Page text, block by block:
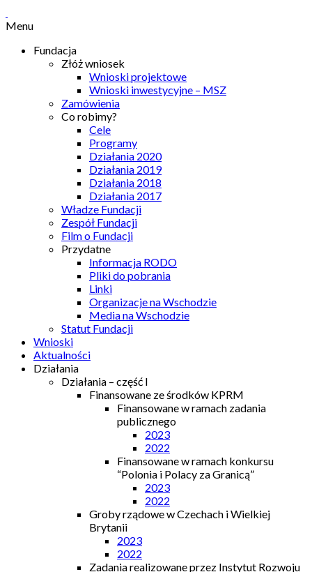
Menu
Fundacja
Złóż wniosek
Wnioski projektowe
Wnioski inwestycyjne – MSZ
Zamówienia
Co robimy?
Cele
Programy
Działania 2020
Działania 2019
Działania 2018
Działania 2017
Władze Fundacji
Zespół Fundacji
Film o Fundacji
Przydatne
Informacja RODO
Pliki do pobrania
Linki
Organizacje na Wschodzie
Media na Wschodzie
Statut Fundacji
Wnioski
Aktualności
Działania
Działania – część I
Finansowane ze środków KPRM
Finansowane w ramach zadania
publicznego
2023
2022
Finansowane w ramach konkursu
“Polonia i Polacy za Granicą”
2023
2022
Groby rządowe w Czechach i Wielkiej
Brytanii
2023
2022
Zadania realizowane przez Instytut Rozwoju